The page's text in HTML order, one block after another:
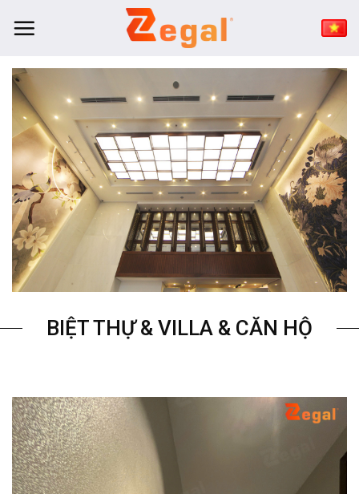
qua
dung
BIỆT THỰ & VILLA & CĂN HỘ